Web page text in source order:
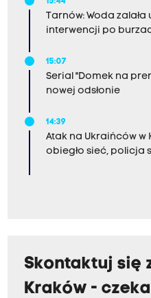
Tarnów: Woda
interwencji po
15:07
Serial "Domek na
nowej odsłonie
14:39
Atak na Ukraińców w
obiegło sieć, policja
Skontaktuj się
Kraków -